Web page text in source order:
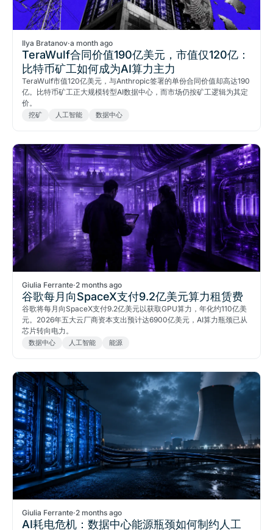
Ilya Bratanov·a month ago
TeraWulf合同价值190亿美元，市值仅120亿：
比特币矿工如何成为AI算力主力
TeraWulf市值120亿美元，与Anthropic签署的单份合同价值却高达190
亿。比特币矿工正大规模转型AI数据中心，而市场仍按矿工逻辑为其定
价。
挖矿 人工智能 数据中心
Giulia Ferrante·2 months ago
谷歌每月向SpaceX支付9.2亿美元算力租赁费
谷歌将每月向SpaceX支付9.2亿美元以获取GPU算力，年化约110亿美
元。2026年五大云厂商资本支出预计达6900亿美元，AI算力瓶颈已从
芯片转向电力。
数据中心 人工智能 能源
Giulia Ferrante·2 months ago
AI耗电危机：数据中心能源瓶颈如何制约人工